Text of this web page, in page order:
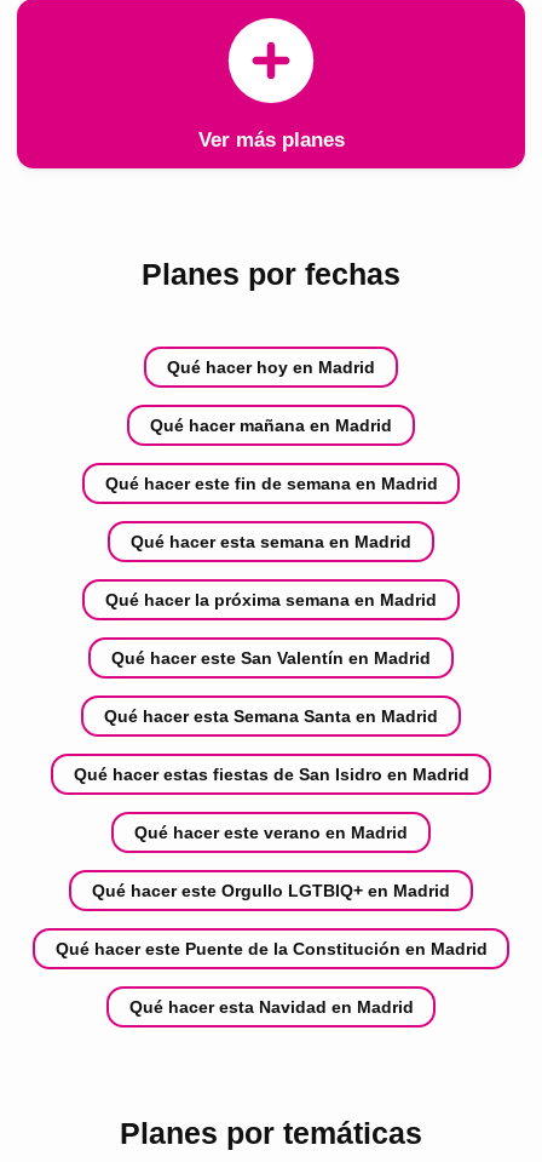
Ver más planes
Planes por fechas
Qué hacer hoy en Madrid
Qué hacer mañana en Madrid
Qué hacer este fin de semana en Madrid
Qué hacer esta semana en Madrid
Qué hacer la próxima semana en Madrid
Qué hacer este San Valentín en Madrid
Qué hacer esta Semana Santa en Madrid
Qué hacer estas fiestas de San Isidro en Madrid
Qué hacer este verano en Madrid
Qué hacer este Orgullo LGTBIQ+ en Madrid
Qué hacer este Puente de la Constitución en Madrid
Qué hacer esta Navidad en Madrid
Planes por temáticas